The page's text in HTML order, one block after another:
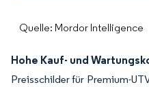
Quelle: Mordor Intelligence
Hohe Kauf- und
Preisschilder für Premium-